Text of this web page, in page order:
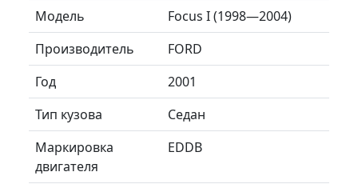
Модель
Focus I (1998—2004)
Производитель
FORD
Год
2001
Тип кузова
Седан
Маркировка
двигателя
EDDB